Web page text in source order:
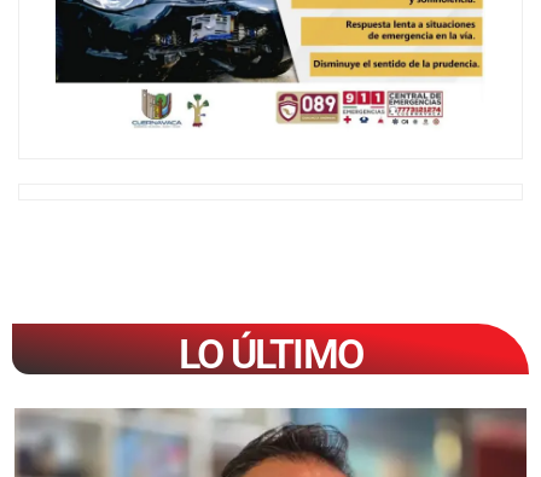
LO ÚLTIMO